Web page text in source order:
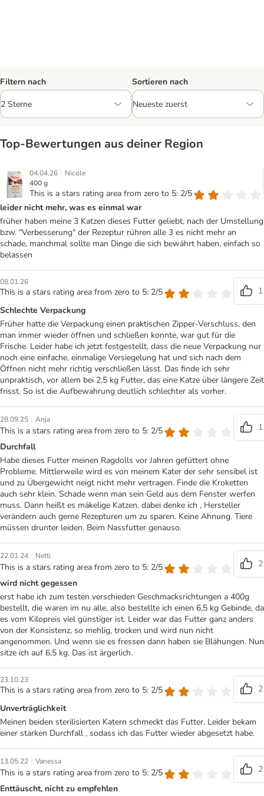
Filtern nach Sortieren nach
Top‑Bewertungen aus deiner Region
04.04.26 | Nicole
400 g
This is a stars rating area from zero to 5: 2/5
leider nicht mehr, was es einmal war
früher haben meine 3 Katzen dieses Futter geliebt, nach der Umstellung
bzw. "Verbesserung" der Rezeptur rühren alle 3 es nicht mehr an
schade, manchmal sollte man Dinge die sich bewährt haben, einfach so
belassen
08.01.26
This is a stars rating area from zero to 5: 2/5
1
Schlechte Verpackung
Früher hatte die Verpackung einen praktischen Zipper-Verschluss, den
man immer wieder öffnen und schließen konnte, war gut für die
Frische. Leider habe ich jetzt festgestellt, dass die neue Verpackung nur
noch eine einfache, einmalige Versiegelung hat und sich nach dem
Öffnen nicht mehr richtig verschließen lässt. Das finde ich sehr
unpraktisch, vor allem bei 2,5 kg Futter, das eine Katze über längere Zeit
frisst. So ist die Aufbewahrung deutlich schlechter als vorher.
28.09.25 | Anja
This is a stars rating area from zero to 5: 2/5
1
Durchfall
Habe dieses Futter meinen Ragdolls vor Jahren gefüttert ohne
Probleme. Mittlerweile wird es von meinem Kater der sehr sensibel ist
und zu Übergewicht neigt nicht mehr vertragen. Finde die Kroketten
auch sehr klein. Schade wenn man sein Geld aus dem Fenster werfen
muss. Dann heißt es mäkelige Katzen, dabei denke ich , Hersteller
verändern auch gerne Rezepturen um zu sparen. Keine Ahnung. Tiere
müssen drunter leiden. Beim Nassfutter genauso.
22.01.24 | Netti
This is a stars rating area from zero to 5: 2/5
2
wird nicht gegessen
erst habe ich zum testen verschieden Geschmacksrichtungen a 400g
bestellt, die waren im nu alle, also bestellte ich einen 6,5 kg Gebinde, da
es vom Kilopreis viel günstiger ist. Leider war das Futter ganz anders
von der Konsistenz, so mehlig, trocken und wird nun nicht
angenommen. Und wenn sie es fressen dann haben sie Blähungen. Nun
sitze ich auf 6,5 kg. Das ist ärgerlich.
23.10.23
This is a stars rating area from zero to 5: 2/5
2
Unverträglichkeit
Meinen beiden sterilisierten Katern schmeckt das Futter. Leider bekam
einer starken Durchfall , sodass ich das Futter wieder abgesetzt habe.
13.05.22 | Vanessa
This is a stars rating area from zero to 5: 2/5
2
Enttäuscht, nicht zu empfehlen